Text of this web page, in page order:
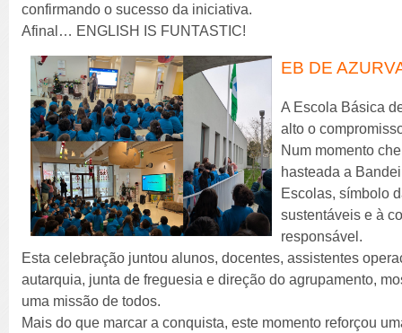
confirmando o sucesso da iniciativa.
Afinal… ENGLISH IS FUNTASTIC!
EB DE
A Escola Básica
alto o
Num momento
hasteada a
Escolas, símbolo
sustentáveis e à
responsável.
Esta celebração juntou alunos, docentes, assistentes
autarquia, junta de freguesia e direção do agrupamento,
uma missão de todos.
Mais do que marcar a conquista, este momento reforçou